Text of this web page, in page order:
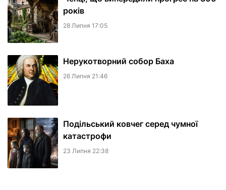
років
28 Липня 17:05
Нерукотворний собор Баха
26 Липня 21:46
Подільський ковчег серед чумної
катастрофи
23 Липня 22:38